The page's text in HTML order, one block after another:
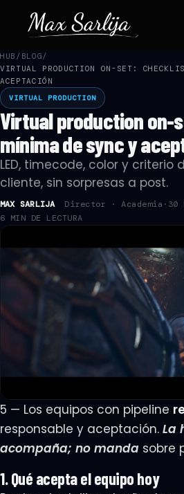
HUB / BLOG/
VIRTUAL PRODUCTION ON-SET:
ACEPTACIÓN
VIRTUAL PRODUCTION
Virtual production on-
mínima de sync y
LED, timecode, color y
cliente, sin sorpresas a post.
MAX SARLIJA Director · Academia · 30
6 MIN DE LECTURA
5 — Los equipos con pipeline
responsable y aceptación. La
acompaña; no manda sobre
1. Qué acepta el equipo hoy
SUSCRIPCIÓN · —
Empezá tu acceso
1 2
🔒 Pago seguro Cancelás cuando quieras
¿Cómo te llamás?
Lo usamos para tu certificado y en
NOMBRE *